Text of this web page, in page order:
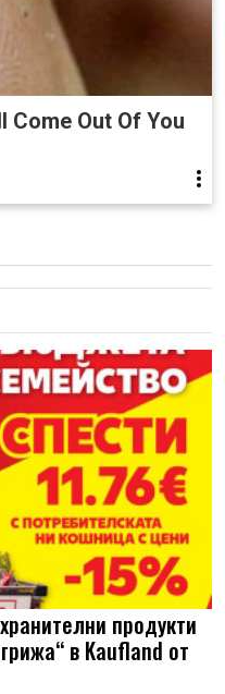
Come Out Of You
продукти
в Kaufland от